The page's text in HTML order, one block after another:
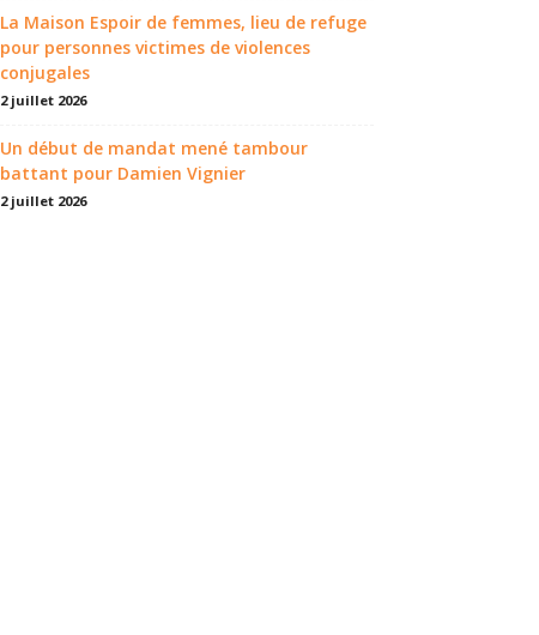
La Maison Espoir de femmes, lieu de refuge
pour personnes victimes de violences
conjugales
2 juillet 2026
Un début de mandat mené tambour
battant pour Damien Vignier
2 juillet 2026